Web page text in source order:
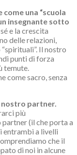
una “scuola
insegnante sotto
e la crescita
delle relazioni,
Il nostro
punti di forza
temute.
come sacro, senza
nostro partner.
più
(il che porta a
entrambi a livelli
che il
di noi in alcune